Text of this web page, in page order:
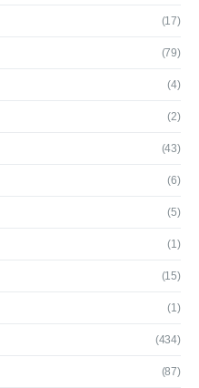
(17)
(79)
(4)
(2)
(43)
(6)
(5)
(1)
(15)
(1)
(434)
(87)